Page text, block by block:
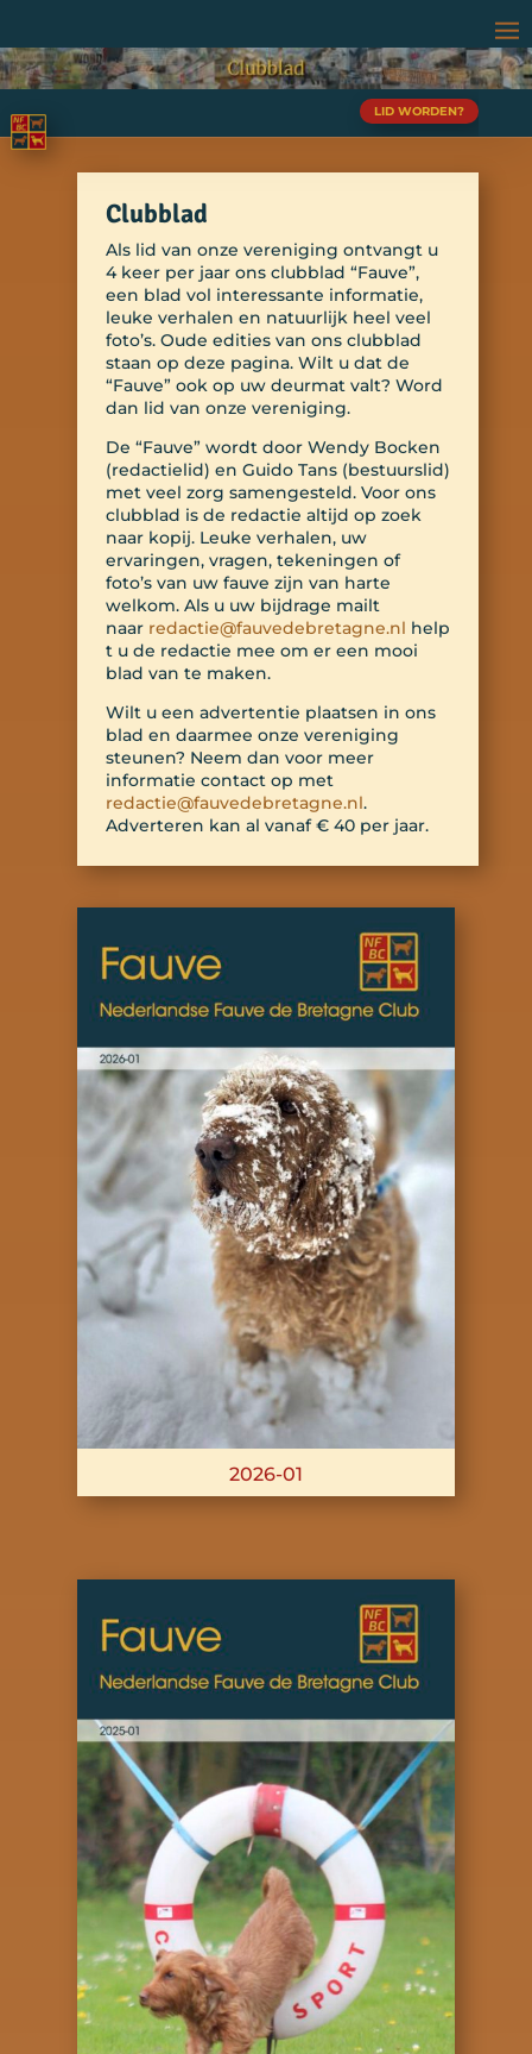
LID WORDEN?
Clubblad
Als lid van onze vereniging ontvangt u
4 keer per jaar ons clubblad “Fauve”,
een blad vol interessante informatie,
leuke verhalen en natuurlijk heel veel
foto’s. Oude edities van ons clubblad
staan op deze pagina. Wilt u dat de
“Fauve” ook op uw deurmat valt? Word
dan lid van onze vereniging.
De “Fauve” wordt door Wendy Bocken
(redactielid) en Guido Tans (bestuurslid)
met veel zorg samengesteld. Voor ons
clubblad is de redactie altijd op zoek
naar kopij. Leuke verhalen, uw
ervaringen, vragen, tekeningen of
foto’s van uw fauve zijn van harte
welkom. Als u uw bijdrage mailt
naar redactie@fauvedebretagne.nl help
t u de redactie mee om er een mooi
blad van te maken.
Wilt u een advertentie plaatsen in ons
blad en daarmee onze vereniging
steunen? Neem dan voor meer
informatie contact op met
redactie@fauvedebretagne.nl.
Adverteren kan al vanaf € 40 per jaar.
2026-01